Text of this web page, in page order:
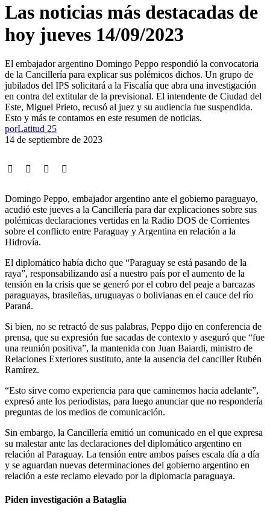
Las noticias más destacadas de
hoy jueves 14/09/2023
El embajador argentino Domingo Peppo respondió la convocatoria
de la Cancillería para explicar sus polémicos dichos. Un grupo de
jubilados del IPS solicitará a la Fiscalía que abra una investigación
en contra del extitular de la previsional. El intendente de Ciudad del
Este, Miguel Prieto, recusó al juez y su audiencia fue suspendida.
Esto y más te contamos en este resumen de noticias.
porLatitud 25
14 de septiembre de 2023
Domingo Peppo, embajador argentino ante el gobierno paraguayo,
acudió este jueves a la Cancillería para dar explicaciones sobre sus
polémicas declaraciones vertidas en la Radio DOS de Corrientes
sobre el conflicto entre Paraguay y Argentina en relación a la
Hidrovía.
El diplomático había dicho que “Paraguay se está pasando de la
raya”, responsabilizando así a nuestro país por el aumento de la
tensión en la crisis que se generó por el cobro del peaje a barcazas
paraguayas, brasileñas, uruguayas o bolivianas en el cauce del río
Paraná.
Si bien, no se retractó de sus palabras, Peppo dijo en conferencia de
prensa, que su expresión fue sacadas de contexto y aseguró que “fue
una reunión positiva”, la mantenida con Juan Baiardi, ministro de
Relaciones Exteriores sustituto, ante la ausencia del canciller Rubén
Ramírez.
“Esto sirve como experiencia para que caminemos hacia adelante”,
expresó ante los periodistas, para luego anunciar que no respondería
preguntas de los medios de comunicación.
Sin embargo, la Cancillería emitió un comunicado en el que expresa
su malestar ante las declaraciones del diplomático argentino en
relación al Paraguay. La tensión entre ambos países escala día a día
y se aguardan nuevas determinaciones del gobierno argentino en
relación a este reclamo elevado por la diplomacia paraguaya.
Piden investigación a Bataglia